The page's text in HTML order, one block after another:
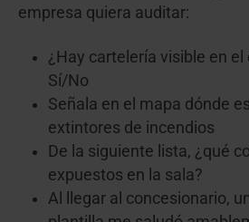
empresa quiera auditar:
¿Hay cartelería visible en
Sí/No
Señala en el mapa dónde
extintores de incendios
De la siguiente lista, ¿qué
expuestos en la sala?
Al llegar al concesionario,